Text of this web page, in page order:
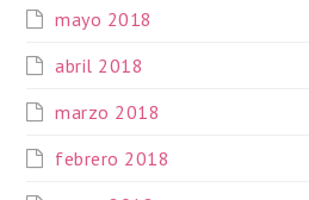
mayo 2018
abril 2018
marzo 2018
febrero 2018